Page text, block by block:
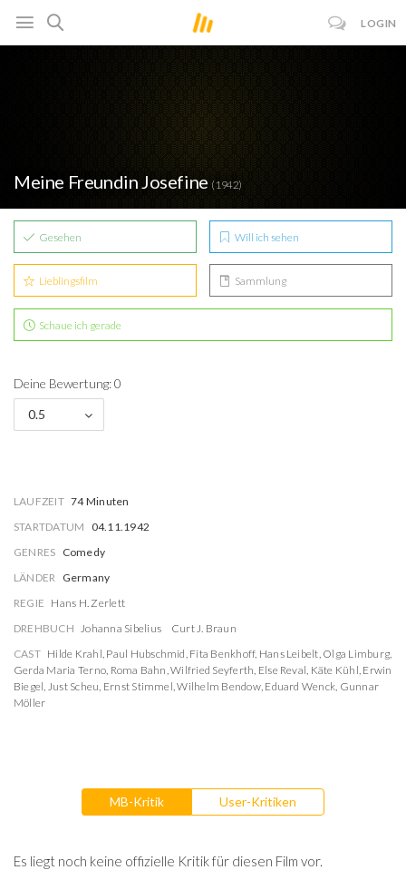
LOGIN
Meine Freundin Josefine (1942)
Gesehen Will ich sehen
Lieblingsfilm Sammlung
Schaue ich gerade
Deine Bewertung: 0
0.5
LAUFZEIT 74 Minuten
STARTDATUM
04.11.1942
GENRES Comedy
LÄNDER Germany
REGIE Hans H. Zerlett
DREHBUCH Johanna Sibelius
Curt J. Braun
CAST Hilde Krahl, Paul Hubschmid, Fita Benkhoff, Hans Leibelt, Olga Limburg,
Gerda Maria Terno, Roma Bahn,Wilfried Seyferth, Else Reval, Käte Kühl, Erwin
Biegel, Just Scheu, Ernst Stimmel,Wilhelm Bendow, Eduard Wenck, Gunnar
Möller
MB-Kritik User-Kritiken
Es liegt noch keine offizielle Kritik für diesen Film vor.